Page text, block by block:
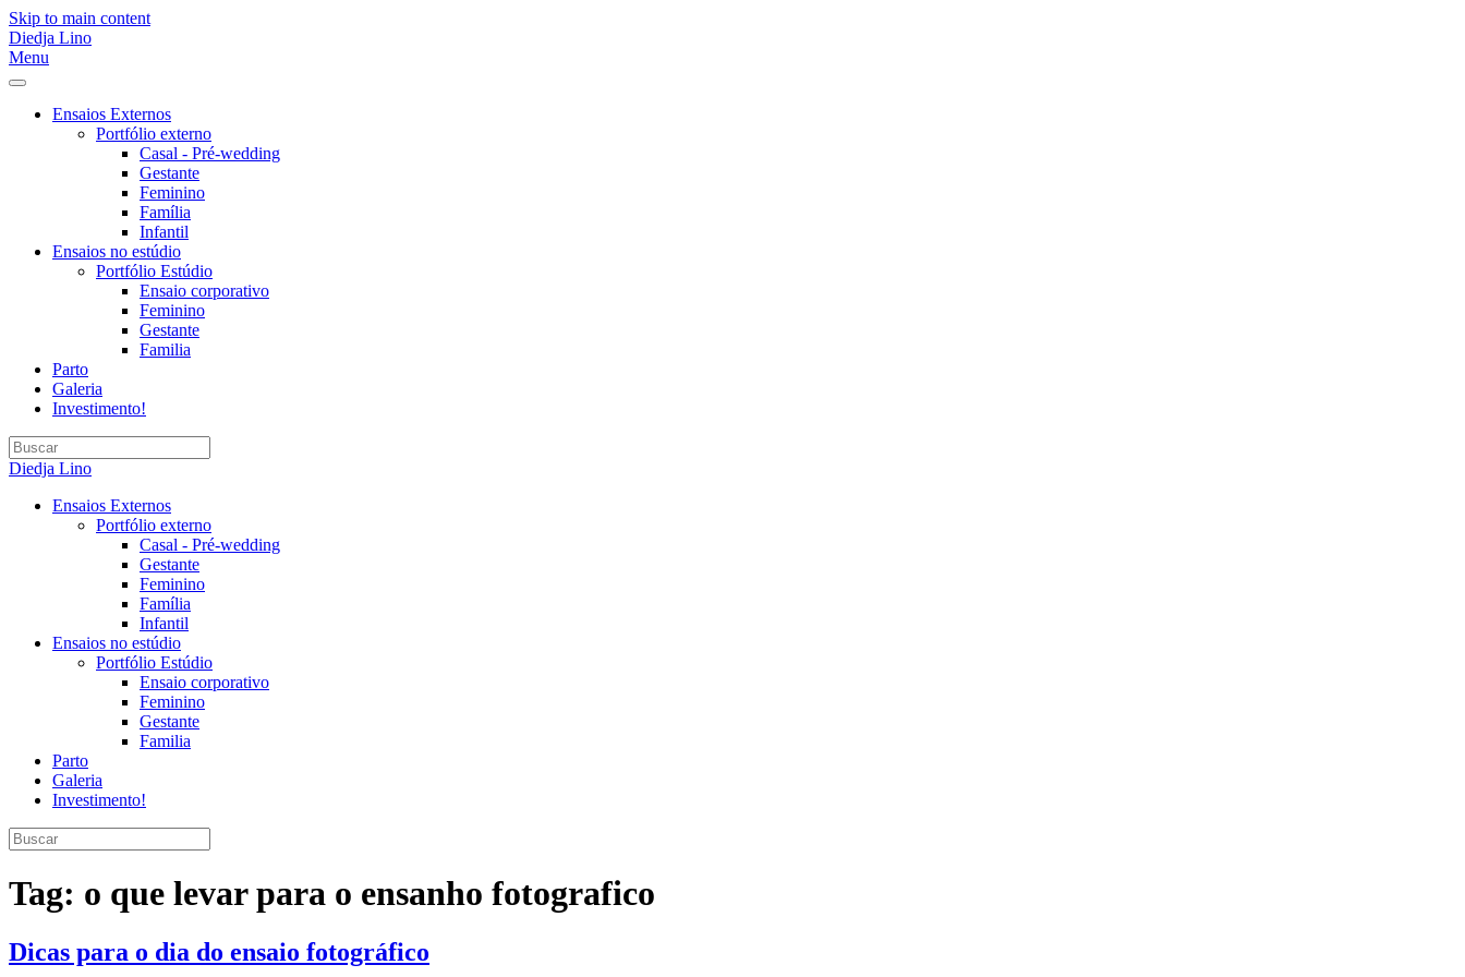
Skip to main content
Diedja Lino
Menu
Ensaios Externos
Portfólio externo
Casal - Pré-wedding
Gestante
Feminino
Família
Infantil
Ensaios no estúdio
Portfólio Estúdio
Ensaio corporativo
Feminino
Gestante
Familia
Parto
Galeria
Investimento!
Diedja Lino
Ensaios Externos
Portfólio externo
Casal - Pré-wedding
Gestante
Feminino
Família
Infantil
Ensaios no estúdio
Portfólio Estúdio
Ensaio corporativo
Feminino
Gestante
Familia
Parto
Galeria
Investimento!
Tag: o que levar para o ensanho fotografico
Dicas para o dia do ensaio fotográfico